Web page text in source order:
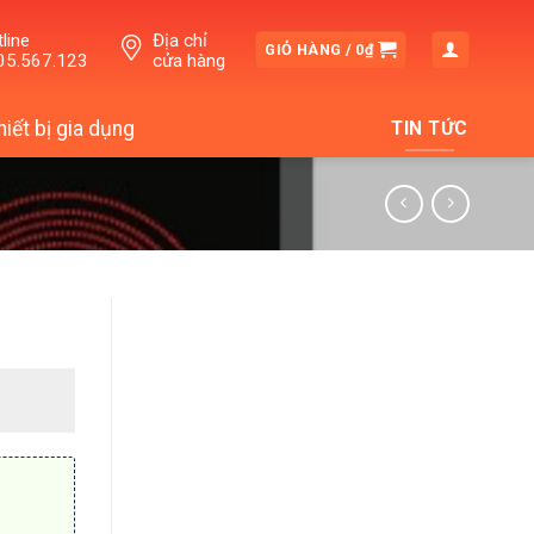
Địa chỉ
cửa hàng
GIỎ HÀNG / 0₫
bị gia dụng TIN TỨC